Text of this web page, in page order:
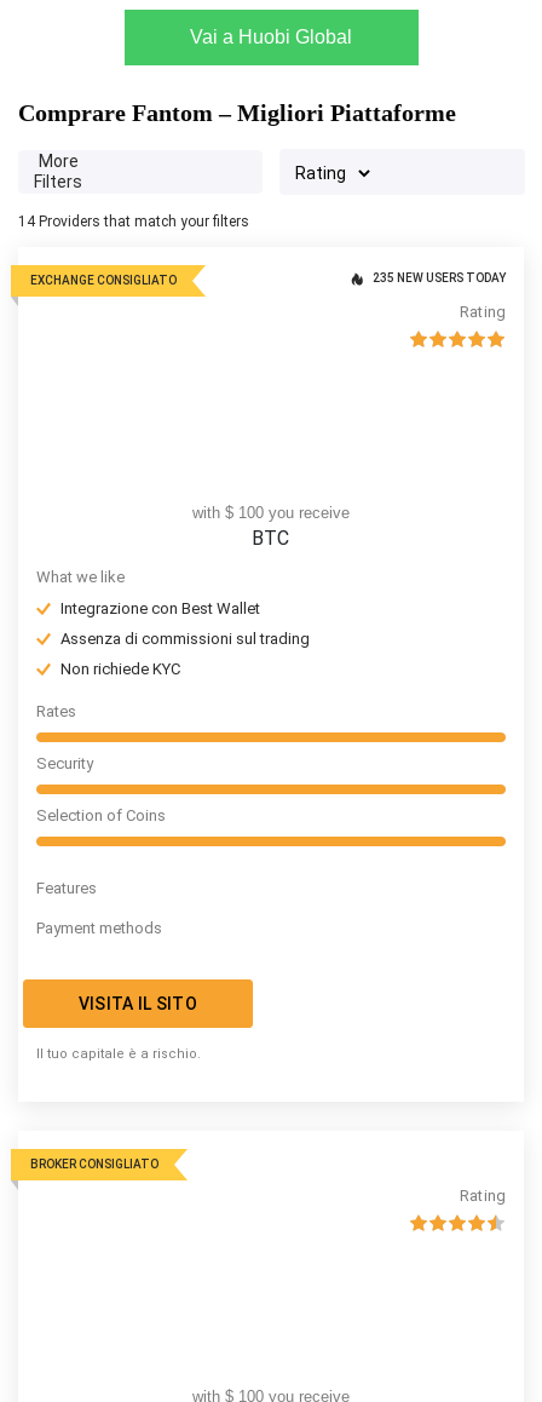
Vai a Huobi Global
Comprare Fantom – Migliori Piattaforme
More
Filters
14 Providers that match your filters
EXCHANGE CONSIGLIATO 235 NEW USERS TODAY
Rating
with $ 100 you receive
BTC
What we like
Integrazione con Best Wallet
Assenza di commissioni sul trading
Non richiede KYC
Rates
Security
Selection of Coins
Features
Payment methods
VISITA IL SITO
Il tuo capitale è a rischio.
BROKER CONSIGLIATO
Rating
with $ 100 you receive